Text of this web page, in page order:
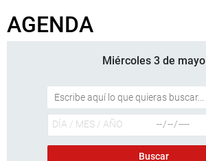
AGENDA
Miércoles 3 de mayo